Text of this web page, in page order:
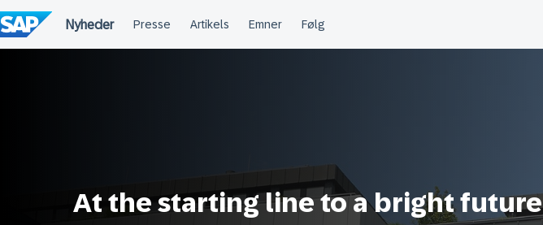
til
indholdet
At the starting line to a bright future